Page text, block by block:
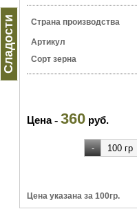
Сладости Страна производства
Артикул
Сорт зерна
Цена- 360 руб.
Цена указана за 100гр.